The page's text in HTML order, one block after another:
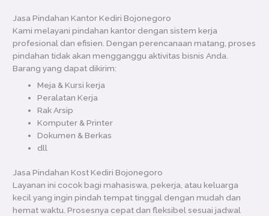
Jasa Pindahan Kantor Kediri Bojonegoro
Kami melayani pindahan kantor dengan sistem kerja
profesional dan efisien. Dengan perencanaan matang, proses
pindahan tidak akan mengganggu aktivitas bisnis Anda.
Barang yang dapat dikirim:
Meja & Kursi kerja
Peralatan Kerja
Rak Arsip
Komputer & Printer
Dokumen & Berkas
dll
Jasa Pindahan Kost Kediri Bojonegoro
Layanan ini cocok bagi mahasiswa, pekerja, atau keluarga
kecil yang ingin pindah tempat tinggal dengan mudah dan
hemat waktu. Prosesnya cepat dan fleksibel sesuai jadwal